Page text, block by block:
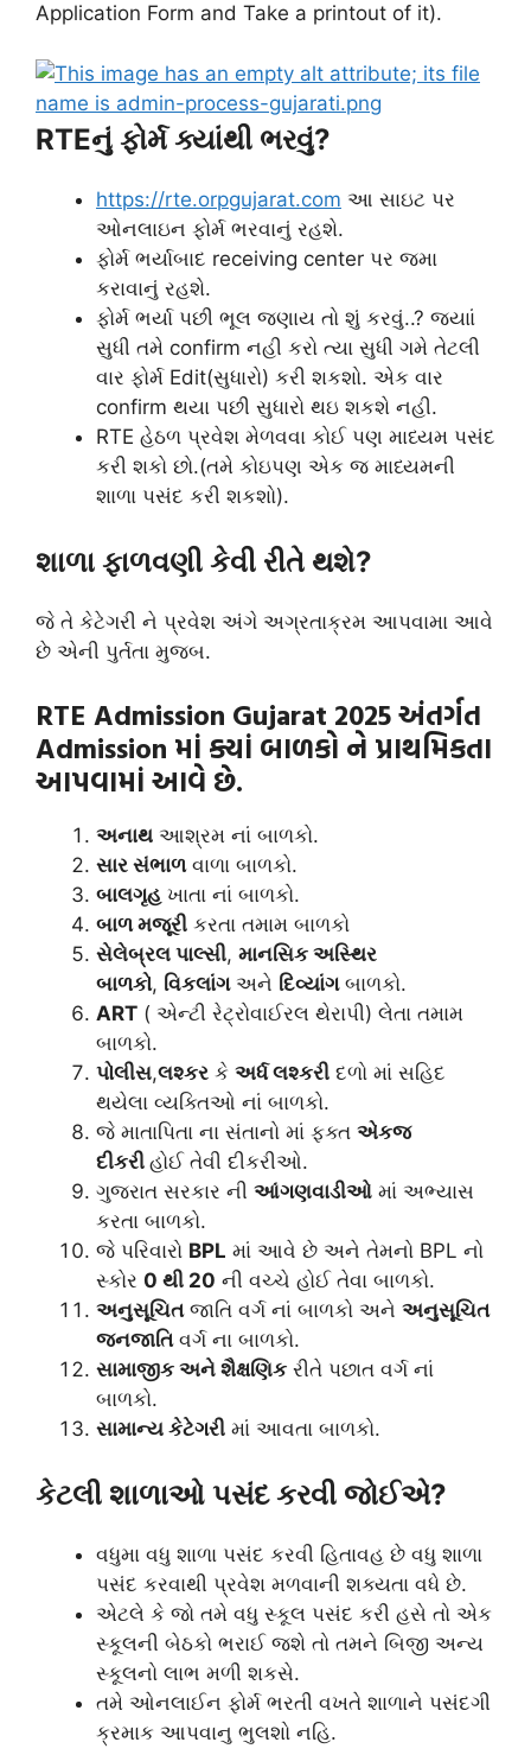
Application Form and Take a printout of it).
RTEનું ફોર્મ ક્યાંથી ભરવું?
https://rte.orpgujarat.com આ સાઇટ પર
ઓનલાઇન ફોર્મ ભરવાનું રહશે.
ફોર્મ ભર્યાબાદ receiving center પર જમા
કરાવાનું રહશે.
ફોર્મ ભર્યા પછી ભૂલ જણાય તો શું કરવું..? જયાાં
સુધી તમે confirm નહી કરો ત્યા સુધી ગમે તેટલી
વાર ફોર્મ Edit(સુધારો) કરી શકશો. એક વાર
confirm થયા પછી સુધારો થઇ શકશે નહી.
RTE હેઠળ પ્રવેશ મેળવવા કોઈ પણ માધ્યમ પસંદ
કરી શકો છો.(તમે કોઇપણ એક જ માધ્યમની
શાળા પસંદ કરી શકશો).
શાળા ફાળવણી કેવી રીતે થશે?
જે તે કેટેગરી ને પ્રવેશ અંગે અગ્રતાક્રમ આપવામા આવે
છે એની પુર્તતા મુજબ.
RTE Admission Gujarat 2025 અંતર્ગત
Admission માં ક્યાં બાળકો ને પ્રાથમિકતા
આપવામાં આવે છે.
અનાથ આશ્રમ નાં બાળકો.
સાર સંભાળવાળા બાળકો.
બાલગૃહ ખાતા નાં બાળકો.
બાળ મજૂરી કરતા તમામ બાળકો
સેલેબ્રલ પાલ્સી, માનસિક અસ્થિર
બાળકો, વિકલાંગઅને દિવ્યાંગબાળકો.
ART ( એન્ટી રેટ્રોવાઈરલ થેરાપી) લેતા તમામ
બાળકો.
પોલીસ,લશ્કર કે અર્ધ લશ્કરી દળો માં સહિદ
થયેલા વ્યક્તિઓ નાં બાળકો.
જે માતાપિતા ના સંતાનો માં ફક્ત એકજ
દીકરી હોઈ તેવી દીકરીઓ.
ગુજરાત સરકાર ની આંગણવાડીઓ માં અભ્યાસ
કરતા બાળકો.
જે પરિવારો BPL માં આવે છે અને તેમનો BPL નો
સ્કોર 0 થી 20 ની વચ્ચે હોઈ તેવા બાળકો.
અનુસૂચિતજાતિ વર્ગ નાં બાળકો અને અનુસૂચિત
જનજાતિવર્ગ ના બાળકો.
સામાજીક અને શૈક્ષણિક રીતે પછાત વર્ગ નાં
બાળકો.
સામાન્ય કેટેગરી માં આવતા બાળકો.
કેટલી શાળાઓ પસંદ કરવી જોઈએ?
વધુમા વધુ શાળા પસંદ કરવી હિતાવહ છે વધુ શાળા
પસંદ કરવાથી પ્રવેશ મળવાની શક્યતા વધે છે.
એટલે કે જો તમે વધુ સ્કૂલ પસંદ કરી હસે તો એક
સ્કૂલની બેઠકો ભરાઈ જશે તો તમને બિજી અન્ય
સ્કૂલનો લાભ મળી શકસે.
તમે ઓનલાઈન ફોર્મ ભરતી વખતે શાળાને પસંદગી
ક્રમાક આપવાનુ ભુલશો નહિ.